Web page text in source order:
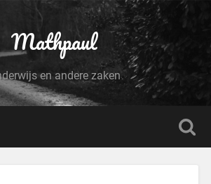
Mathpaul
en andere zaken